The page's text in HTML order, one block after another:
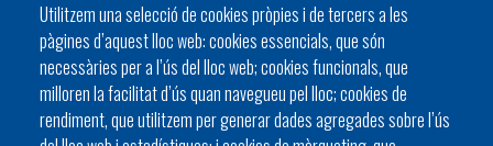
Utilitzem una selecció de cookies pròpies i de tercers a les
pàgines d’aquest lloc web: cookies essencials, que són
necessàries per a l’ús del lloc web; cookies funcionals, que
milloren la facilitat d’ús quan navegueu pel lloc; cookies de
rendiment, que utilitzem per generar dades agregades sobre l’ús
C/ del General Riera, 111 07010 Palma
Phone
971 760911 - Fax 971 763102